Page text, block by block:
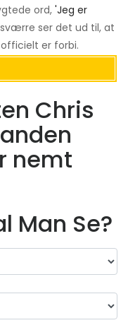
ord, 'Jeg er
ser det ud til, at
er forbi.
Chris
nemt
Man Se?